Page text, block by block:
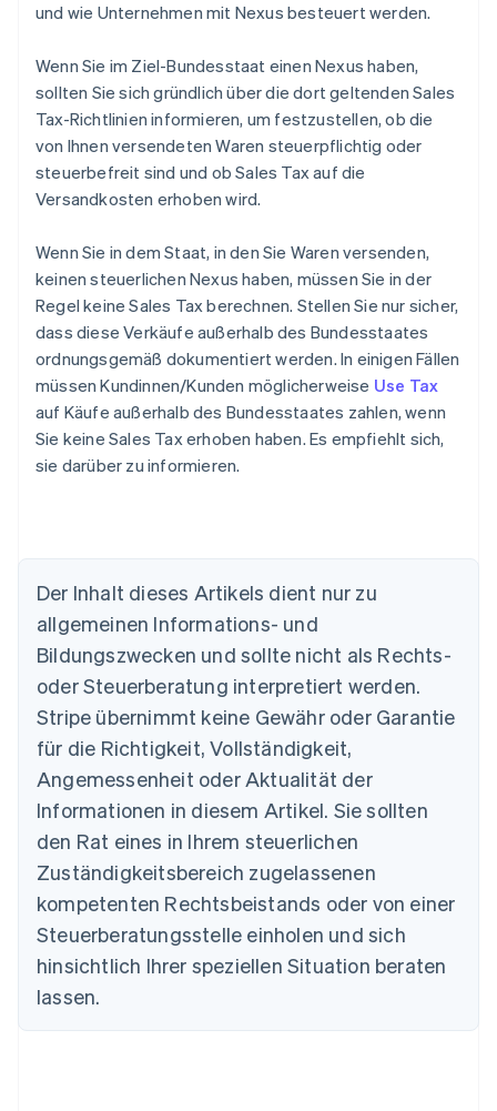
und wie Unternehmen mit Nexus besteuert werden.
Wenn Sie im Ziel-Bundesstaat einen Nexus haben,
sollten Sie sich gründlich über die dort geltenden Sales
Tax-Richtlinien informieren, um festzustellen, ob die
von Ihnen versendeten Waren steuerpflichtig oder
steuerbefreit sind und ob Sales Tax auf die
Versandkosten erhoben wird.
Wenn Sie in dem Staat, in den Sie Waren versenden,
keinen steuerlichen Nexus haben, müssen Sie in der
Regel keine Sales Tax berechnen. Stellen Sie nur sicher,
dass diese Verkäufe außerhalb des Bundesstaates
ordnungsgemäß dokumentiert werden. In einigen Fällen
müssen Kundinnen/Kunden möglicherweise Use Tax
auf Käufe außerhalb des Bundesstaates zahlen, wenn
Sie keine Sales Tax erhoben haben. Es empfiehlt sich,
sie darüber zu informieren.
Der Inhalt dieses Artikels dient nur zu
allgemeinen Informations- und
Bildungszwecken und sollte nicht als Rechts-
oder Steuerberatung interpretiert werden.
Stripe übernimmt keine Gewähr oder Garantie
für die Richtigkeit, Vollständigkeit,
Angemessenheit oder Aktualität der
Informationen in diesem Artikel. Sie sollten
den Rat eines in Ihrem steuerlichen
Zuständigkeitsbereich zugelassenen
kompetenten Rechtsbeistands oder von einer
Steuerberatungsstelle einholen und sich
hinsichtlich Ihrer speziellen Situation beraten
lassen.
Australien
English
Belgien
NederlandsFrançais DeutschEnglish
Brasilien
Bulgarien
English
Dänemark
English
Deutschland
DeutschEnglish
English
Festlandchina